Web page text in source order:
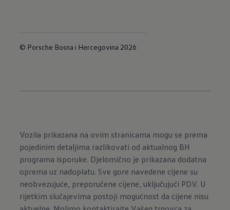
© Porsche Bosna i Hercegovina 2026
Vozila prikazana na ovim stranicama mogu se prema
pojedinim detaljima razlikovati od aktualnog BH
programa isporuke. Djelomično je prikazana dodatna
oprema uz nadoplatu. Sve gore navedene cijene su
neobvezujuće, preporučene cijene, uključujući PDV. U
rijetkim slučajevima postoji mogućnost da cijene nisu